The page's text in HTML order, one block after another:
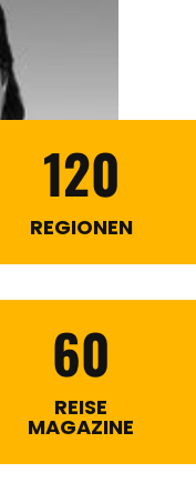
120
REGIONEN
60
REISE
MAGAZINE